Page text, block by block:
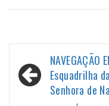
Navegação
de
NAVEGAÇÃO
Esquadrilha
Senhora de